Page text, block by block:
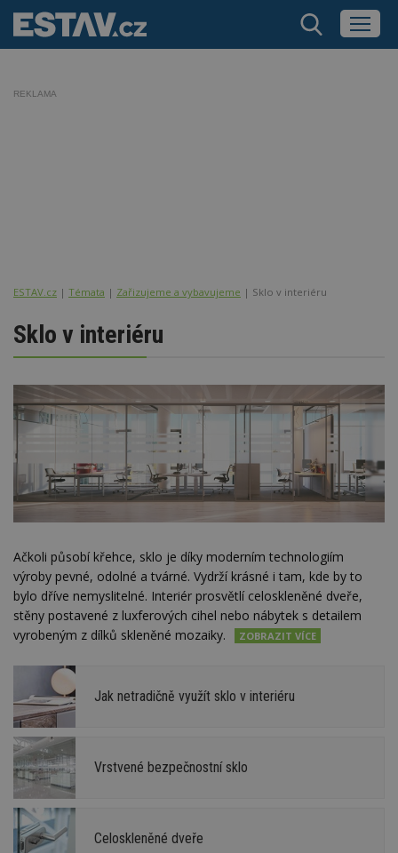
REKLAMA
ESTAV.cz Témata Zařizujeme a vybavujeme Sklo v interiéru
Sklo v interiéru
Ačkoli působí křehce, sklo je díky moderním technologiím
výroby pevné, odolné a tvárné. Vydrží krásné i tam, kde by to
bylo dříve nemyslitelné. Interiér prosvětlí celoskleněné dveře,
stěny postavené z luxferových cihel nebo nábytek s detailem
vyrobeným z dílků skleněné mozaiky.
Jak netradičně využít sklo v interiéru
Vrstvené bezpečnostní sklo
Celoskleněné dveře